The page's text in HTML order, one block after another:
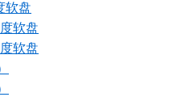
软盘
软盘
软盘